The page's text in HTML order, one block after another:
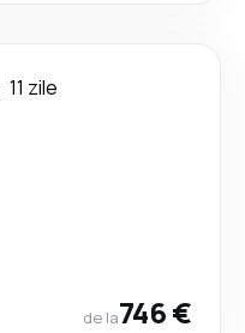
11 zile
de la746 €